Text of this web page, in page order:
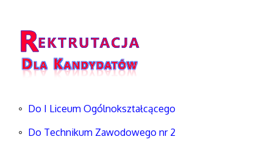
Do I Liceum Ogólnokształcącego
Do Technikum Zawodowego nr 2